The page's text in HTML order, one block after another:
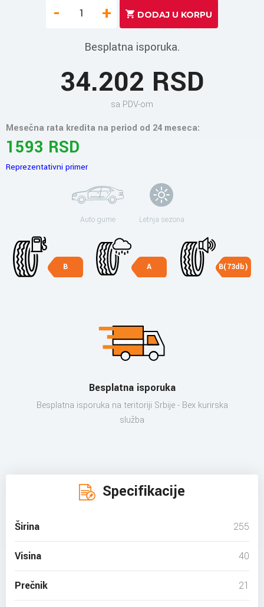
- +
Besplatna isporuka.
34.202 RSD
sa PDV-om
Mesečna rata kredita na period od 24 meseca:
1593 RSD
Reprezentativni primer
Auto gume Letnja sezona
B A B(73db)
Besplatna isporuka
Besplatna isporuka na teritoriji Srbije - Bex kurirska
služba
Specifikacije
Širina 255
Visina 40
Prečnik 21